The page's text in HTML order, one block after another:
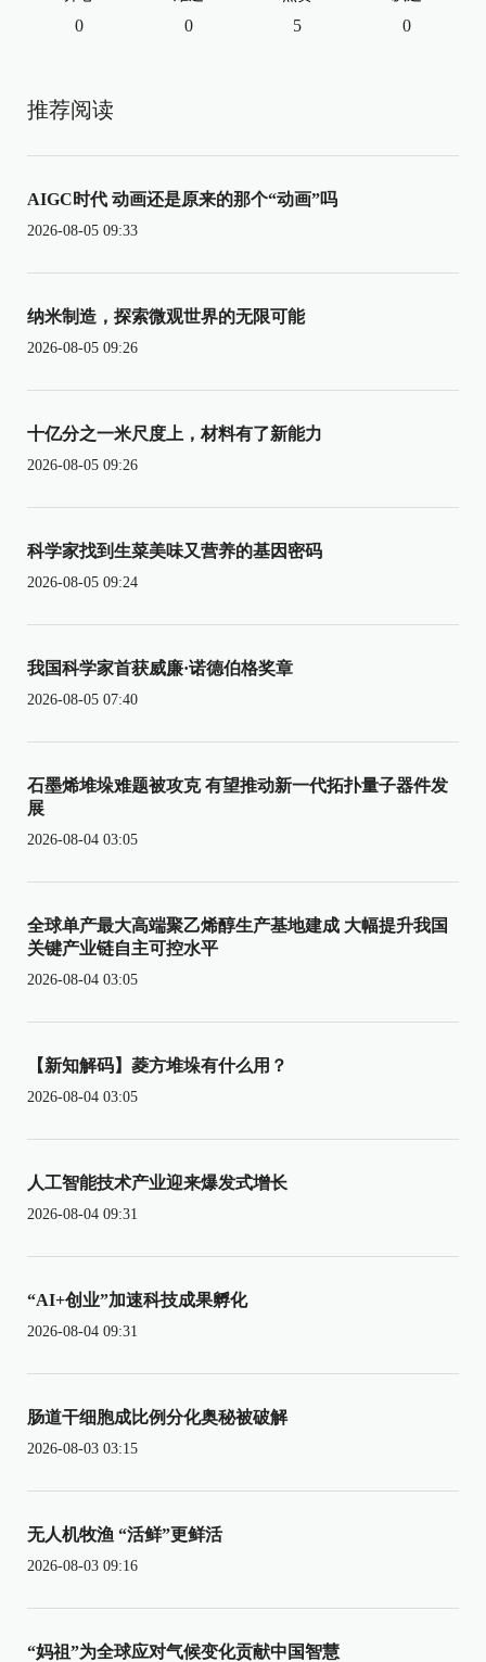
0 0 5 0
推荐阅读
AIGC时代 动画还是原来的那个“动画”吗
2026-08-05 09:33
纳米制造，探索微观世界的无限可能
2026-08-05 09:26
十亿分之一米尺度上，材料有了新能力
2026-08-05 09:26
科学家找到生菜美味又营养的基因密码
2026-08-05 09:24
我国科学家首获威廉·诺德伯格奖章
2026-08-05 07:40
石墨烯堆垛难题被攻克 有望推动新一代拓扑量子器件发
展
2026-08-04 03:05
全球单产最大高端聚乙烯醇生产基地建成 大幅提升我国
关键产业链自主可控水平
2026-08-04 03:05
【新知解码】菱方堆垛有什么用？
2026-08-04 03:05
人工智能技术产业迎来爆发式增长
2026-08-04 09:31
“AI+创业”加速科技成果孵化
2026-08-04 09:31
肠道干细胞成比例分化奥秘被破解
2026-08-03 03:15
无人机牧渔 “活鲜”更鲜活
2026-08-03 09:16
“妈祖”为全球应对气候变化贡献中国智慧